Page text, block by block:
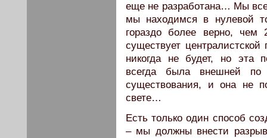
еще не разработана… Мы
мы находимся в нулевой
гораздо более верно,
существует
никогда не будет, но эта
всегда была внешней по
существования, и она не
свете…
Есть только один способ
– мы должны внести